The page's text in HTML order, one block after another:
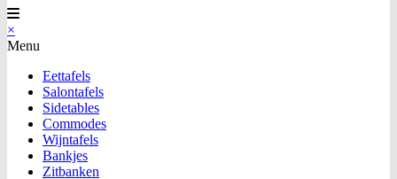
×
Menu
Eettafels
Salontafels
Sidetables
Commodes
Wijntafels
Bankjes
Zitbanken